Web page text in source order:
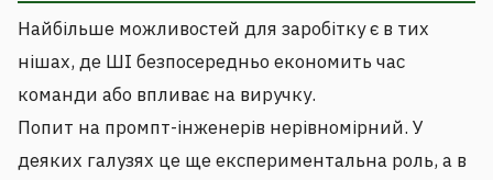
Найбільше можливостей для заробітку є в тих
нішах, де ШІ безпосередньо економить час
команди або впливає на виручку.
Попит на промпт-інженерів нерівномірний. У
деяких галузях це ще експериментальна роль, а в